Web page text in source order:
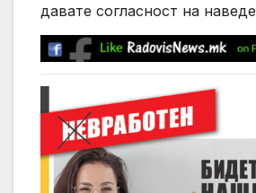
давате согласност на